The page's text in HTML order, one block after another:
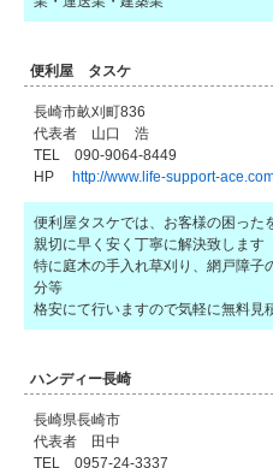
便利屋 タスケ
長崎市畝刈町836
代表者 山口 浩
TEL 090-9064-8449
HP http://www.life-support-
便利屋タスケでは、お客様の困った
親切に早く安く丁寧に解決致します
特に庭木の手入れ草刈り、網戸障子
分等
格安にて行いますので気軽に無料見
ハンディー長崎
長崎県長崎市
代表者 田中
TEL 0957-24-3337